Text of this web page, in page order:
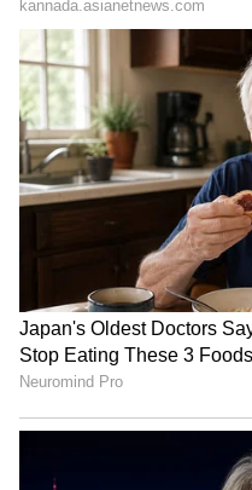
ಇತ್ತೀಚೆಗಷ್ಟೇ
ಮೆಗಾ ಹರಾಜಿನಲ್ಲಿ
ಹಿಂದೆ ರಾಜಸ್ಥಾನ ರಾಯಲ್ಸ್‌
ಜೋಫ್ರಾ ಆರ್ಚರ್‌ರನ್ನು